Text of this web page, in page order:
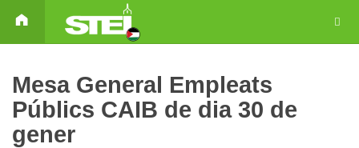
Mesa General Empleats
Públics CAIB de dia 30 de
gener